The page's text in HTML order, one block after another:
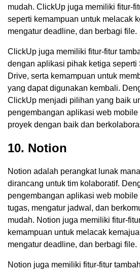
mudah. ClickUp juga memiliki fitur-
seperti kemampuan untuk melacak
mengatur deadline, dan berbagi file.
ClickUp juga memiliki fitur-fitur
dengan aplikasi pihak ketiga seperti
Drive, serta kemampuan untuk
yang dapat digunakan kembali.
ClickUp menjadi pilihan yang baik
pengembangan aplikasi web
proyek dengan baik dan
10. Notion
Notion adalah perangkat lunak
dirancang untuk tim kolaboratif.
pengembangan aplikasi web mobile
tugas, mengatur jadwal, dan
mudah. Notion juga memiliki fitur-
kemampuan untuk melacak
mengatur deadline, dan berbagi file.
Notion juga memiliki fitur-fitur